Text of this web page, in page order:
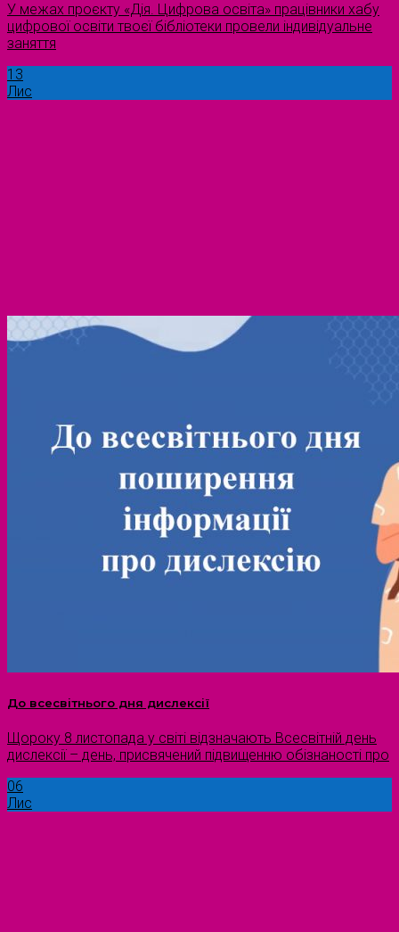
У межах проєкту «Дія. Цифрова освіта» працівники хабу
цифрової освіти твоєї бібліотеки провели індивідуальне
заняття
13
Лис
До всесвітнього дня дислексії
Щороку 8 листопада у світі відзначають Всесвітній день
дислексії – день, присвячений підвищенню обізнаності про
06
Лис